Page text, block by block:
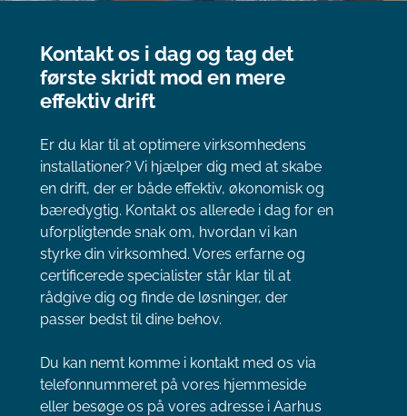
Kontakt os i dag og tag det
første skridt mod en mere
effektiv drift
Er du klar til at optimere virksomhedens
installationer? Vi hjælper dig med at skabe
en drift, der er både effektiv, økonomisk og
bæredygtig. Kontakt os allerede i dag for en
uforpligtende snak om, hvordan vi kan
styrke din virksomhed. Vores erfarne og
certificerede specialister står klar til at
rådgive dig og finde de løsninger, der
passer bedst til dine behov.
Du kan nemt komme i kontakt med os via
telefonnummeret på vores hjemmeside
eller besøge os på vores adresse i Aarhus